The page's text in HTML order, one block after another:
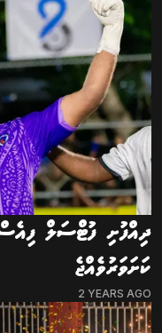
ދިއްފުށި ފުޓްސަލް
ކަށަވަރުވެއްޖެ
2 YEARS AGO